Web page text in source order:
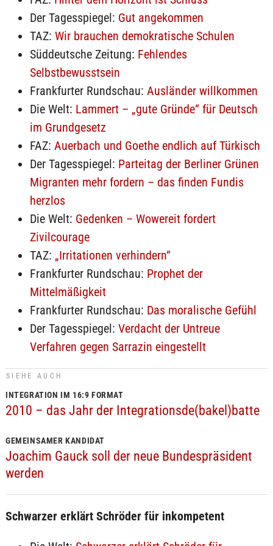
Der Tagesspiegel: Gut angekommen
TAZ: Wir brauchen demokratische Schulen
Süddeutsche Zeitung: Fehlendes
Selbstbewusstsein
Frankfurter Rundschau: Ausländer willkommen
Die Welt: Lammert – „gute Gründe“ für Deutsch
im Grundgesetz
FAZ: Auerbach und Goethe endlich auf Türkisch
Der Tagesspiegel: Parteitag der Berliner Grünen
Migranten mehr fordern – das finden Fundis
herzlos
Die Welt: Gedenken – Wowereit fordert
Zivilcourage
TAZ: „Irritationen verhindern“
Frankfurter Rundschau: Prophet der
Mittelmäßigkeit
Frankfurter Rundschau: Das moralische Gefühl
Der Tagesspiegel: Verdacht der Untreue
Verfahren gegen Sarrazin eingestellt
SIEHE AUCH
INTEGRATION IM 16:9 FORMAT
2010 – das Jahr der Integrationsde(bakel)batte
GEMEINSAMER KANDIDAT
Joachim Gauck soll der neue Bundespräsident
werden
Schwarzer erklärt Schröder für inkompetent